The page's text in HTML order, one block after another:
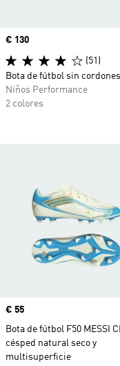
Precio
€ 55
Bota de fútbol F50 MESSI
césped natural seco y
multisuperficie
Precio
€ 130
(51)
Bota de fútbol sin
Niños Performance
2 colores